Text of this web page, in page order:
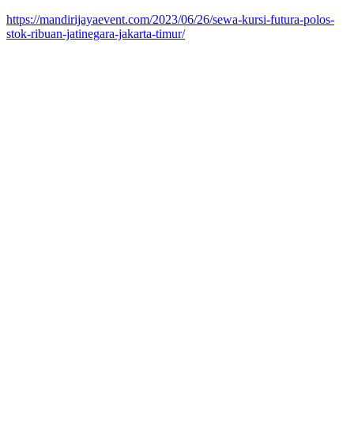
https://mandirijayaevent.com/2023/06/26/sewa-kursi-futura-polos-
stok-ribuan-jatinegara-jakarta-timur/